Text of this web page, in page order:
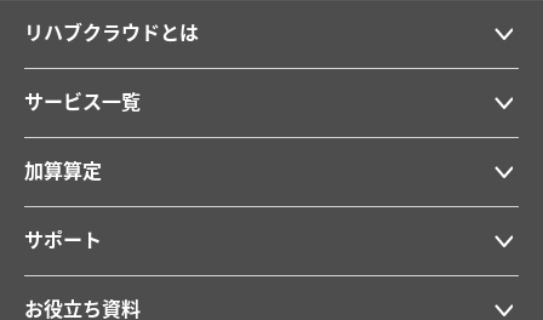
リハブクラウドとは
サービス一覧
加算算定
サポート
お役立ち資料